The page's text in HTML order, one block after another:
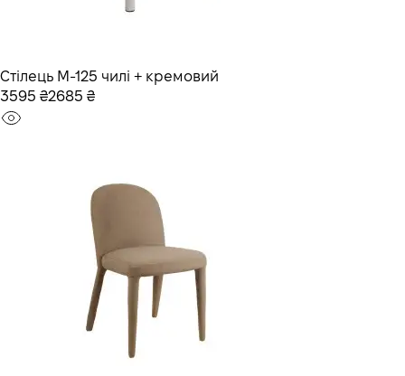
Стілець M-125 чилі + кремовий
3595 ₴2685 ₴